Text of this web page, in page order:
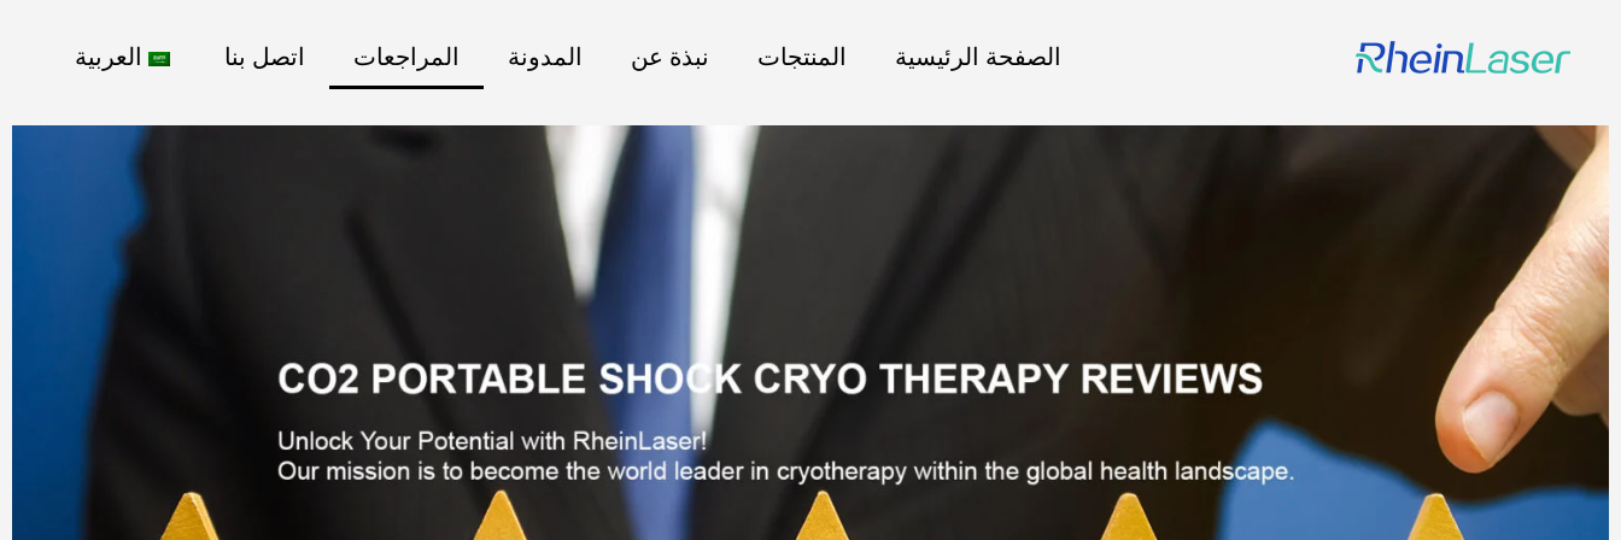
الصفحة الرئيسية المنتجات نبذة عن المدونة المراجعات اتصل بنا العربية